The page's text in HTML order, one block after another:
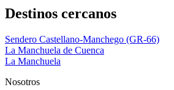
Destinos cercanos
Sendero Castellano-Manchego (GR-66)
La Manchuela de Cuenca
La Manchuela
Nosotros